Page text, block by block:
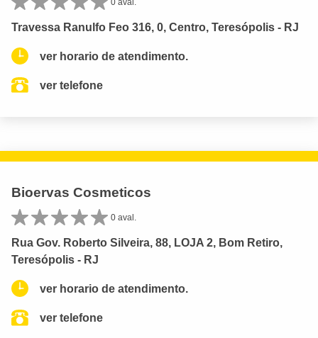
0 aval.
Travessa Ranulfo Feo 316, 0, Centro, Teresópolis - RJ
ver horario de atendimento.
ver telefone
Bioervas Cosmeticos
0 aval.
Rua Gov. Roberto Silveira, 88, LOJA 2, Bom Retiro,
Teresópolis - RJ
ver horario de atendimento.
ver telefone